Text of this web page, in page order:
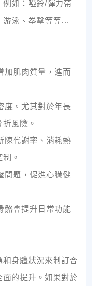
例如：啞鈴/彈力帶
游泳、拳擊等等…
加肌肉質量，進而
度。尤其對於年長
風險。
陳代謝率、消耗熱
。
問題，促進心臟健
骼會提升日常功能
和身體狀況來制訂合
面的提升。如果對於